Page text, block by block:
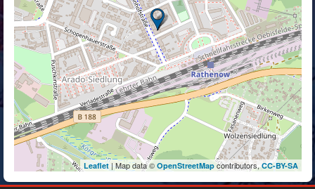
Leaflet| Map data © OpenStreetMapcontributors,CC-BY-SA